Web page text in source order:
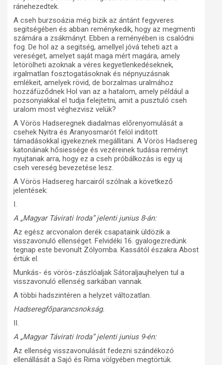
ránehezedtek.
A cseh burzsoázia még bizik az ántánt fegyveres
segitségében és abban reménykedik, hogy az megmenti
számára a zsákmányt. Ebben a reményében is csalódni
fog. De hol az a segitség, amellyel jóvá teheti azt a
vereséget, amelyet saját maga mért magára, amely
letörölheti azoknak a véres kegyetlenkedéseknek,
irgalmatlan fosztogatásoknak és népnyuzásnak
emlékeit, amelyek rövid, de borzalmas uralmához
hozzáfüződnek Hol van az a hatalom, amely például a
pozsonyiakkal el tudja felejtetni, amit a pusztuló cseh
uralom most véghezvisz velük?
A Vörös Hadseregnek diadalmas előrenyomulását a
csehek Nyitra és Aranyosmarót felöl inditott
támadásokkal igyekeznek megállitani. A Vörös Hadsereg
katonáinak hősiessége és vezéreinek tudása reményt
nyujtanak arra, hogy ez a cseh próbálkozás is egy uj
cseh vereség bevezetése lesz.
A Vörös Hadsereg harcairól szólnak a következő
jelentések:
I.
A „Magyar Távirati Iroda” jelenti junius 8-án:
Az egész arcvonalon derék csapataink üldözik a
visszavonuló ellenséget. Felvidéki 16. gyalogezredünk
tegnap este bevonult Zólyomba. Kassától északra Abost
értük el.
Munkás- és vörös-zászlóaljak Sátoraljaujhelyen tul a
visszavonuló ellenség sarkában vannak.
A többi hadszintéren a helyzet változatlan.
Hadseregfőparancsnokság.
II.
A „Magyar Távirati Iroda” jelenti junius 9-én:
Az ellenség visszavonulását fedezni szándékozó
ellenállását a Sajó és Rima völgyében megtörtük.